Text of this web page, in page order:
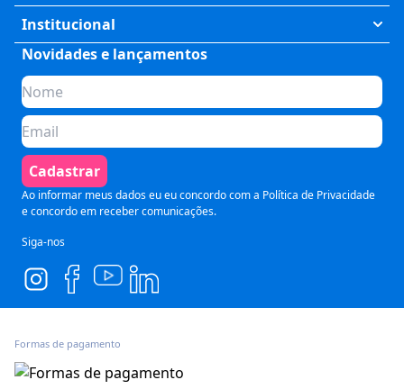
Humanas
Saúde
Tecnologia
Preparatórios
Comunicação
Pós Graduação
Meus Cursos
Fale Conosco
Perguntas Frequentes
Formas de Pagamento
Política de Cancelamento
Termos de Uso
Segurança e Privacidade
Institucional
Quem somos
Planos de assinatura
Para Empresas
Seja um parceiro
Blog
Novidades e lançamentos
Cadastrar
Ao informar meus dados eu eu concordo com a Política de Privacidade
e concordo em receber comunicações.
Siga-nos
Formas de pagamento